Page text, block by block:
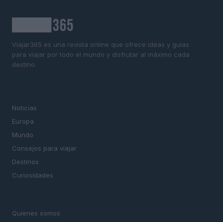
Viajar365 es una revista online que ofrece ideas y guías
para viajar por todo el mundo y disfrutar al máximo cada
destino.
Noticias
Europa
Mundo
Consejos para viajar
Destinos
Curiosidades
Quienes somos